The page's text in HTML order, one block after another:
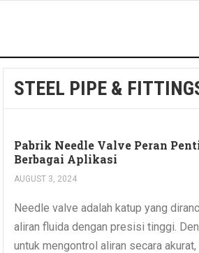
STEEL PIPE &
Pabrik Needle Valve Peran
Berbagai Aplikasi
AUGUST 3, 2024
Needle valve adalah katup yang
aliran fluida dengan presisi tinggi.
untuk mengontrol aliran secara